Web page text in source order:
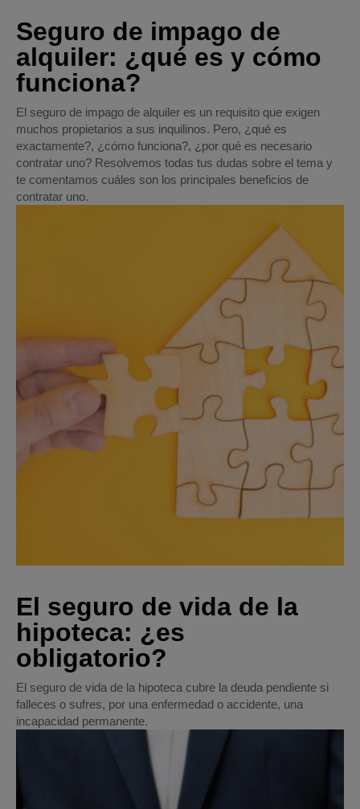
Seguro de impago de
alquiler: ¿qué es y cómo
funciona?
El seguro de impago de alquiler es un requisito que exigen
muchos propietarios a sus inquilinos. Pero, ¿qué es
exactamente?, ¿cómo funciona?, ¿por qué es necesario
contratar uno? Resolvemos todas tus dudas sobre el tema y
te comentamos cuáles son los principales beneficios de
contratar uno.
El seguro de vida de la
hipoteca: ¿es
obligatorio?
El seguro de vida de la hipoteca cubre la deuda pendiente si
falleces o sufres, por una enfermedad o accidente, una
incapacidad permanente.